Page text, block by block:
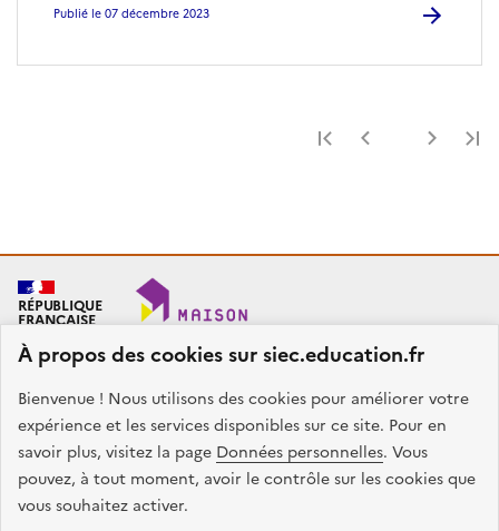
À propos des cookies sur siec.education.fr
Bienvenue ! Nous utilisons des cookies pour améliorer votre
expérience et les services disponibles sur ce site. Pour en
savoir plus, visitez la page Données personnelles. Vous
pouvez, à tout moment, avoir le contrôle sur les cookies que
vous souhaitez activer.
Publié le 07 décembre 2023
Première page
Page
RÉPUBLIQUE
FRANÇAISE
SIEC - Maison des examens
Académies de Créteil, Paris et Versailles
7, rue Ernest Renan
94749 ARCUEIL CEDEX
Nous contacter